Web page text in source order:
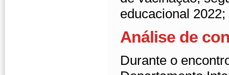
educacional
Análise de
Durante o